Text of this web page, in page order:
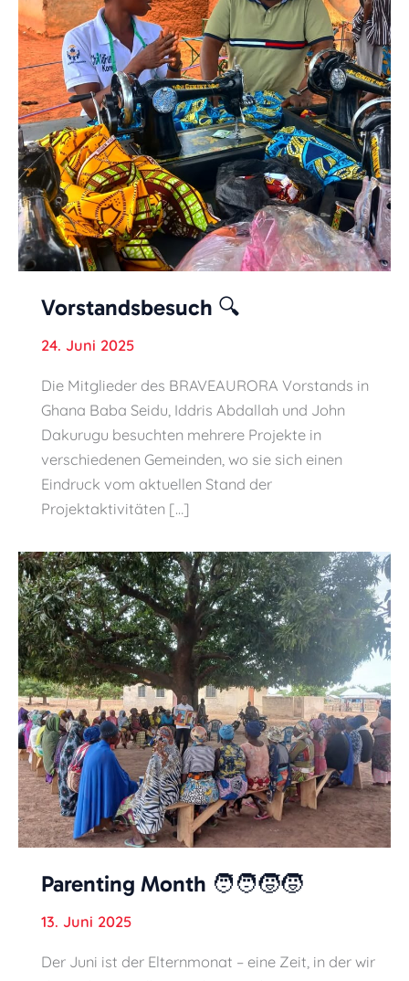
Vorstandsbesuch 🔍
24. Juni 2025
Die Mitglieder des BRAVEAURORA Vorstands in
Ghana Baba Seidu, Iddris Abdallah und John
Dakurugu besuchten mehrere Projekte in
verschiedenen Gemeinden, wo sie sich einen
Eindruck vom aktuellen Stand der
Projektaktivitäten […]
Parenting Month 🧑‍🧑‍🧒‍🧒
13. Juni 2025
Der Juni ist der Elternmonat – eine Zeit, in der wir